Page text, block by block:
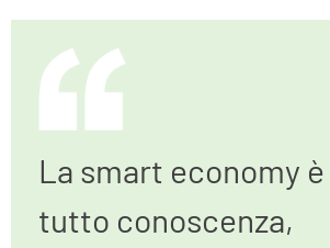
La smart economy
tutto conoscenza,